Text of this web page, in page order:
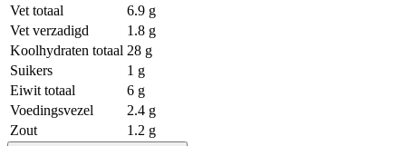
Vet totaal
6.9 g
Vet verzadigd
1.8 g
Koolhydraten totaal 28 g
Suikers
1 g
Eiwit totaal
6 g
Voedingsvezel
2.4 g
Zout
1.2 g